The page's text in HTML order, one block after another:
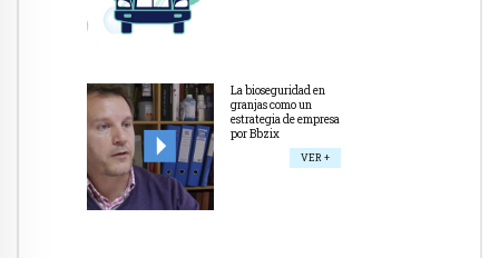
La bioseguridad en
granjas como un
estrategia de empresa
por Bbzix
VER +